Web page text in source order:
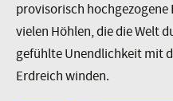
provisorisch hochgezogene
vielen Höhlen, die die Welt
gefühlte Unendlichkeit mit
Erdreich winden.